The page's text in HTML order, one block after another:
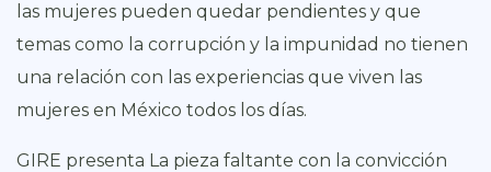
las mujeres pueden quedar pendientes y que
temas como la corrupción y la impunidad no tienen
una relación con las experiencias que viven las
mujeres en México todos los días.
GIRE presenta La pieza faltante con la convicción